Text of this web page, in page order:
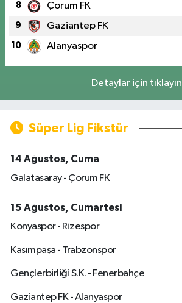
8 Çorum FK
9 Gaziantep FK
10 Alanyaspor
Detaylar için tıklayın
Süper Lig Fikstür
14 Ağustos, Cuma
Galatasaray - Çorum FK
15 Ağustos, Cumartesi
Konyaspor - Rizespor
Kasımpaşa - Trabzonspor
Gençlerbirliği S.K. - Fenerbahçe
Gaziantep FK - Alanyaspor